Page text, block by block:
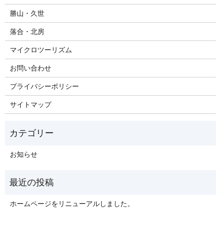
勝山・久世
落合・北房
マイクロツーリズム
お問い合わせ
プライバシーポリシー
サイトマップ
お知らせ
ホームページをリニューアルしました。